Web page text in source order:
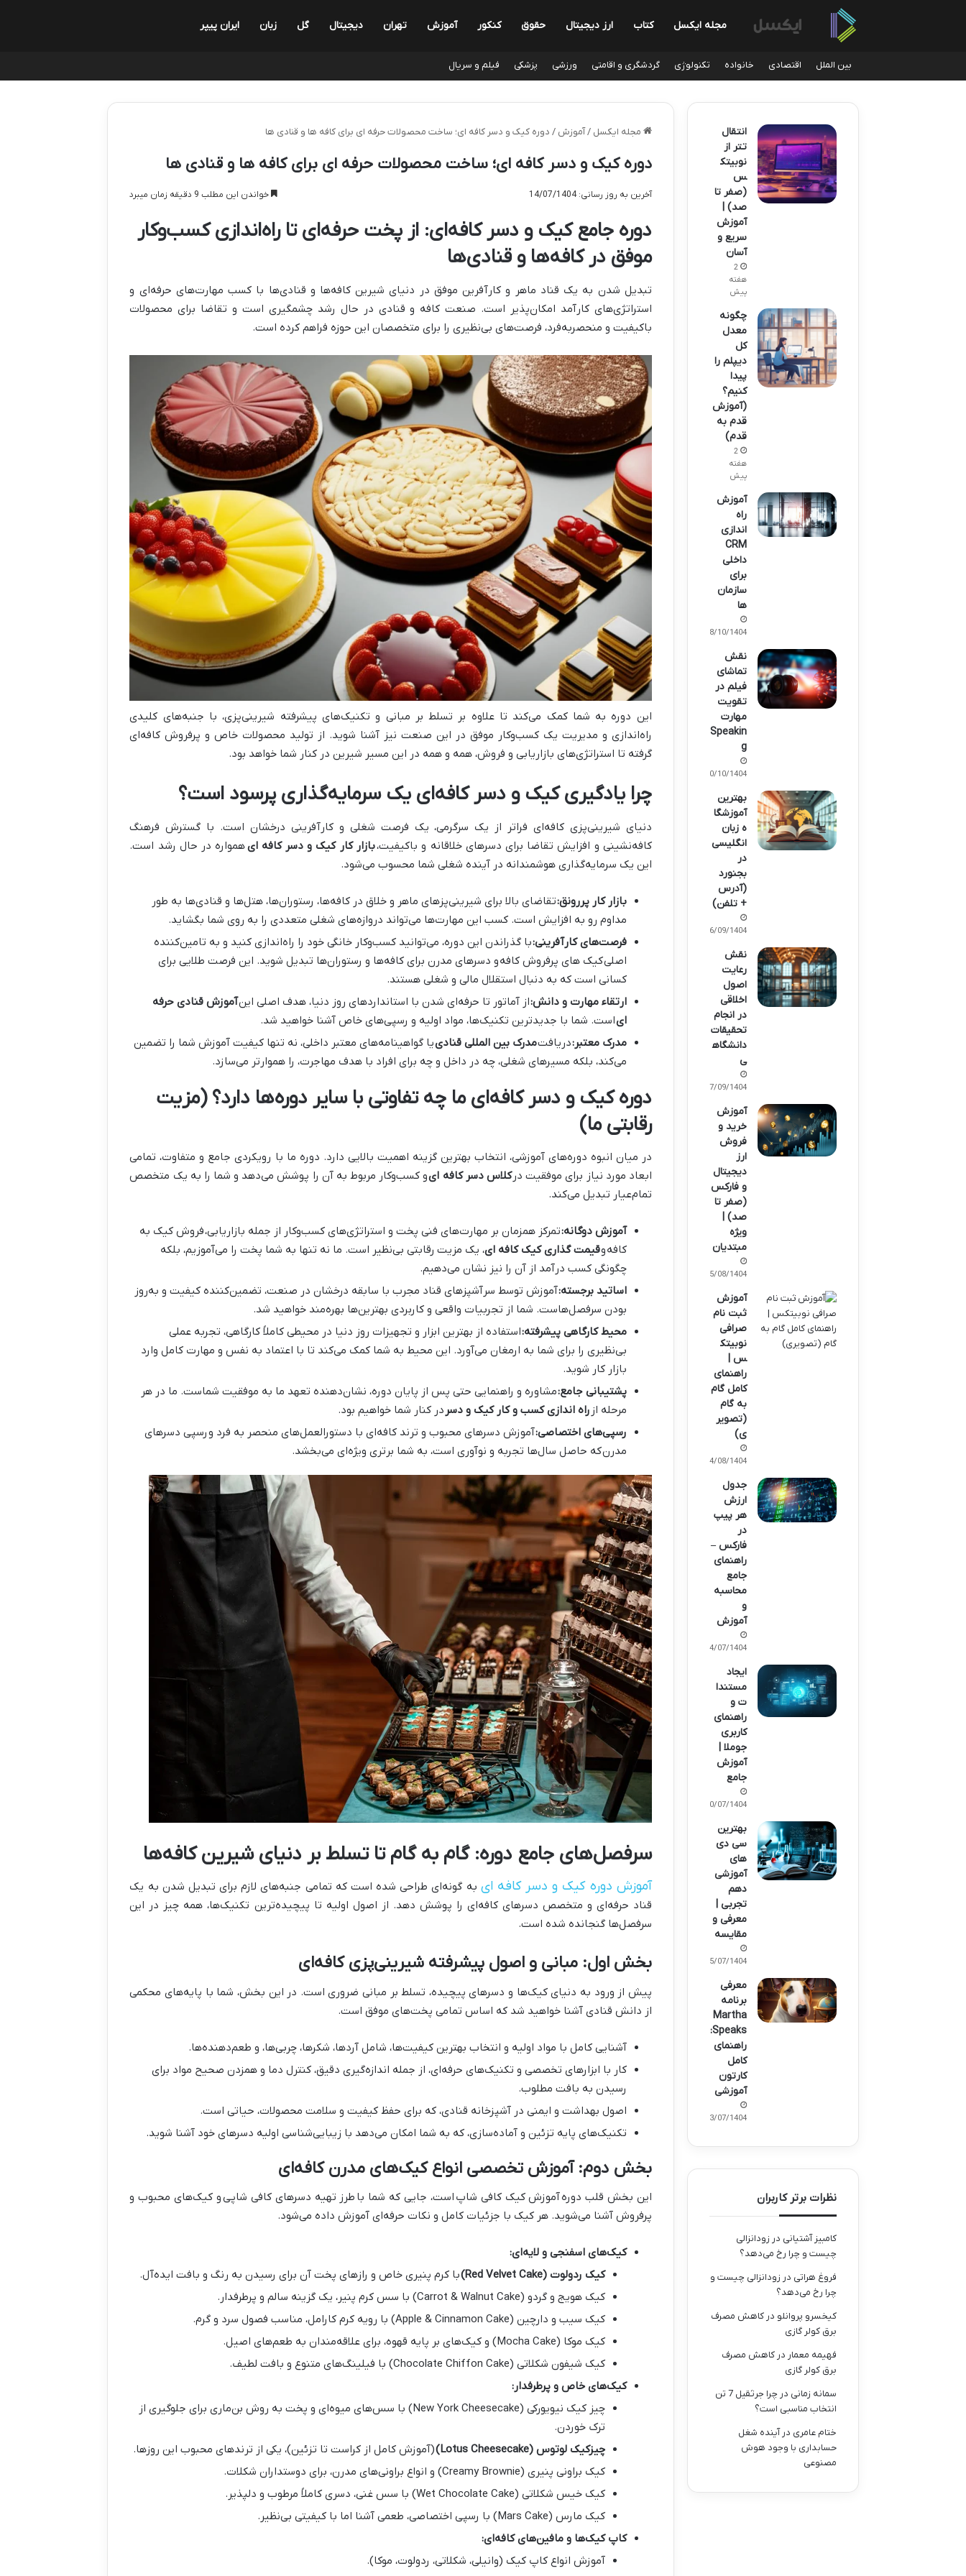
مجله ایکسل کتاب ارز دیجیتال حقوق کنکور آموزش تهران دیجیتال گل زبان ایران پیپر
بین الملل اقتصادی خانواده تکنولوژی گردشگری و اقامتی ورزشی پزشکی فیلم و سریال
مجله ایکسل /آموزش / دوره کیک و دسر کافه ای؛ ساخت محصولات حرفه ای برای کافه ها و قنادی ها
دوره کیک و دسر کافه ای؛ ساخت محصولات حرفه ای برای کافه ها و قنادی ها
آخرین به روز رسانی: 14/07/1404 خواندن این مطلب 9 دقیقه زمان میبرد
دوره جامع کیک و دسر کافه‌ای: از پخت حرفه‌ای تا راه‌اندازی کسب‌وکار
موفق در کافه‌ها و قنادی‌ها
تبدیل شدن به یک قناد ماهر و کارآفرین موفق در دنیای شیرین کافه‌ها و قنادی‌ها با کسب مهارت‌های حرفه‌ای و
استراتژی‌های کارآمد امکان‌پذیر است. صنعت کافه و قنادی در حال رشد چشمگیری است و تقاضا برای محصولات
باکیفیت و منحصربه‌فرد، فرصت‌های بی‌نظیری را برای متخصصان این حوزه فراهم کرده است.
این دوره به شما کمک می‌کند تا علاوه بر تسلط بر مبانی و تکنیک‌های پیشرفته شیرینی‌پزی، با جنبه‌های کلیدی
راه‌اندازی و مدیریت یک کسب‌وکار موفق در این صنعت نیز آشنا شوید. از تولید محصولات خاص و پرفروش کافه‌ای
گرفته تا استراتژی‌های بازاریابی و فروش، همه و همه در این مسیر شیرین در کنار شما خواهد بود.
چرا یادگیری کیک و دسر کافه‌ای یک سرمایه‌گذاری پرسود است؟
دنیای شیرینی‌پزی کافه‌ای فراتر از یک سرگرمی، یک فرصت شغلی و کارآفرینی درخشان است. با گسترش فرهنگ
کافه‌نشینی و افزایش تقاضا برای دسرهای خلاقانه و باکیفیت،بازار کار کیک و دسر کافه ایهمواره در حال رشد است.
این یک سرمایه‌گذاری هوشمندانه در آینده شغلی شما محسوب می‌شود.
بازار کار پررونق:تقاضای بالا برای شیرینی‌پزهای ماهر و خلاق در کافه‌ها، رستوران‌ها، هتل‌ها و قنادی‌ها به طور
مداوم رو به افزایش است. کسب این مهارت‌ها می‌تواند دروازه‌های شغلی متعددی را به روی شما بگشاید.
فرصت‌های کارآفرینی:با گذراندن این دوره، می‌توانید کسب‌وکار خانگی خود را راه‌اندازی کنید و به تامین‌کننده
اصلیکیک های پرفروش کافهو دسرهای مدرن برای کافه‌ها و رستوران‌ها تبدیل شوید. این فرصت طلایی برای
کسانی است که به دنبال استقلال مالی و شغلی هستند.
ارتقاء مهارت و دانش:از آماتور تا حرفه‌ای شدن با استانداردهای روز دنیا، هدف اصلی اینآموزش قنادی حرفه
ایاست. شما با جدیدترین تکنیک‌ها، مواد اولیه و رسپی‌های خاص آشنا خواهید شد.
مدرک معتبر:دریافتمدرک بین المللی قنادییا گواهینامه‌های معتبر داخلی، نه تنها کیفیت آموزش شما را تضمین
می‌کند، بلکه مسیرهای شغلی، چه در داخل و چه برای افراد با هدف مهاجرت، را هموارتر می‌سازد.
دوره کیک و دسر کافه‌ای ما چه تفاوتی با سایر دوره‌ها دارد؟ (مزیت
رقابتی ما)
در میان انبوه دوره‌های آموزشی، انتخاب بهترین گزینه اهمیت بالایی دارد. دوره ما با رویکردی جامع و متفاوت، تمامی
ابعاد مورد نیاز برای موفقیت در کلاس دسر کافه ایو کسب‌وکار مربوط به آن را پوشش می‌دهد و شما را به یک متخصص
تمام‌عیار تبدیل می‌کند.
آموزش دوگانه:تمرکز همزمان بر مهارت‌های فنی پخت و استراتژی‌های کسب‌وکار از جمله بازاریابی،فروش کیک به
کافهوقیمت گذاری کیک کافه ای، یک مزیت رقابتی بی‌نظیر است. ما نه تنها به شما پخت را می‌آموزیم، بلکه
چگونگی کسب درآمد از آن را نیز نشان می‌دهیم.
اساتید برجسته:آموزش توسط سرآشپزهای قناد مجرب با سابقه درخشان در صنعت، تضمین‌کننده کیفیت و به‌روز
بودن سرفصل‌هاست. شما از تجربیات واقعی و کاربردی بهترین‌ها بهره‌مند خواهید شد.
محیط کارگاهی پیشرفته:استفاده از بهترین ابزار و تجهیزات روز دنیا در محیطی کاملاً کارگاهی، تجربه عملی
بی‌نظیری را برای شما به ارمغان می‌آورد. این محیط به شما کمک می‌کند تا با اعتماد به نفس و مهارت کامل وارد
بازار کار شوید.
پشتیبانی جامع:مشاوره و راهنمایی حتی پس از پایان دوره، نشان‌دهنده تعهد ما به موفقیت شماست. ما در هر
مرحله از راه اندازی کسب و کار کیک و دسر در کنار شما خواهیم بود.
رسپی‌های اختصاصی:آموزش دسرهای محبوب و ترند کافه‌ای با دستورالعمل‌های منحصر به فرد ورسپی دسرهای
مدرنکه حاصل سال‌ها تجربه و نوآوری است، به شما برتری ویژه‌ای می‌بخشد.
سرفصل‌های جامع دوره: گام به گام تا تسلط بر دنیای شیرین کافه‌ها
آموزش دوره کیک و دسر کافه ای به گونه‌ای طراحی شده است که تمامی جنبه‌های لازم برای تبدیل شدن به یک
قناد حرفه‌ای و متخصص دسرهای کافه‌ای را پوشش دهد. از اصول اولیه تا پیچیده‌ترین تکنیک‌ها، همه چیز در این
سرفصل‌ها گنجانده شده است.
بخش اول: مبانی و اصول پیشرفته شیرینی‌پزی کافه‌ای
پیش از ورود به دنیای کیک‌ها و دسرهای پیچیده، تسلط بر مبانی ضروری است. در این بخش، شما با پایه‌های محکمی
از دانش قنادی آشنا خواهید شد که اساس تمامی پخت‌های موفق است.
آشنایی کامل با مواد اولیه و انتخاب بهترین کیفیت‌ها، شامل آردها، شکرها، چربی‌ها، و طعم‌دهنده‌ها.
کار با ابزارهای تخصصی و تکنیک‌های حرفه‌ای، از جمله اندازه‌گیری دقیق، کنترل دما و همزدن صحیح مواد برای
رسیدن به بافت مطلوب.
اصول بهداشت و ایمنی در آشپزخانه قنادی، که برای حفظ کیفیت و سلامت محصولات، حیاتی است.
تکنیک‌های پایه تزئین و آماده‌سازی، که به شما امکان می‌دهد با زیبایی‌شناسی اولیه دسرهای خود آشنا شوید.
بخش دوم: آموزش تخصصی انواع کیک‌های مدرن کافه‌ای
این بخش قلب دورهآموزش کیک کافی شاپ است، جایی که شما با طرز تهیه دسرهای کافی شاپیو کیک‌های محبوب و
پرفروش آشنا می‌شوید. هر کیک با جزئیات کامل و نکات حرفه‌ای آموزش داده می‌شود.
کیک‌های اسفنجی و لایه‌ای:
کیک ردولوت (Red Velvet Cake)
با کرم پنیری خاص و رازهای پخت آن برای رسیدن به رنگ و بافت ایده‌آل.
کیک هویج و گردو (Carrot & Walnut Cake) با سس کرم پنیر، یک گزینه سالم و پرطرفدار.
کیک سیب و دارچین (Apple & Cinnamon Cake) با رویه کرم کارامل، مناسب فصول سرد و گرم.
کیک موکا (Mocha Cake) و کیک‌های بر پایه قهوه، برای علاقه‌مندان به طعم‌های اصیل.
کیک شیفون شکلاتی (Chocolate Chiffon Cake) با فیلینگ‌های متنوع و بافت لطیف.
کیک‌های خاص و پرطرفدار:
چیز کیک نیویورکی (New York Cheesecake) با سس‌های میوه‌ای و پخت به روش بن‌ماری برای جلوگیری از
ترک خوردن.
چیزکیک لوتوس (Lotus Cheesecake)
(آموزش کامل از کراست تا تزئین)، یکی از ترندهای محبوب این روزها.
کیک براونی پنیری (Creamy Brownie) و انواع براونی‌های مدرن، برای دوستداران شکلات.
کیک خیس شکلاتی (Wet Chocolate Cake) با سس غنی، دسری کاملاً مرطوب و دلپذیر.
کیک مارس (Mars Cake) با رسپی اختصاصی، طعمی آشنا اما با کیفیتی بی‌نظیر.
کاپ کیک‌ها و مافین‌های کافه‌ای:
آموزش انواع کاپ کیک (وانیلی، شکلاتی، ردولوت، موکا).
انتقال
تتر از
نوبیتک
س
(صفر تا
صد) |
آموزش
سریع و
آسان
2
هفته
پیش
چگونه
معدل
کل
دیپلم را
پیدا
کنیم؟
(آموزش
قدم به
قدم)
2
هفته
پیش
آموزش
راه
اندازی
CRM
داخلی
برای
سازمان
ها
18/10/1404
نقش
تماشای
فیلم در
تقویت
مهارت
Speakin
g
10/10/1404
بهترین
آموزشگا
ه زبان
انگلیسی
در
بجنورد
(آدرس
+ تلفن)
26/09/1404
نقش
رعایت
اصول
اخلاقی
در انجام
تحقیقات
دانشگاه
ی
17/09/1404
آموزش
خرید و
فروش
ارز
دیجیتال
و فارکس
(صفر تا
صد) |
ویژه
مبتدیان
05/08/1404
آموزش
ثبت نام
صرافی
نوبیتک
س |
راهنمای
کامل گام
به گام
(تصویر
ی)
04/08/1404
جدول
ارزش
هر پیپ
در
فارکس –
راهنمای
جامع
محاسبه
و
آموزش
24/07/1404
ایجاد
مستندا
ت و
راهنمای
کاربری
جوملا |
آموزش
جامع
20/07/1404
بهترین
سی دی
های
آموزشی
دهم
تجربی |
معرفی و
مقایسه
15/07/1404
معرفی
برنامه
Martha
Speaks:
راهنمای
کامل
کارتون
آموزشی
13/07/1404
نظرات برتر کاربران
کامبیز آشتیانی در زودانزالی
چیست و چرا رخ می‌دهد؟
فروغ هراتی در زودانزالی چیست و
چرا رخ می‌دهد؟
کیخسرو پروانلو درکاهش مصرف
برق کولر گازی
فهیمه معمار درکاهش مصرف
برق کولر گازی
سمانه زمانی در
چرا جرثقیل 7 تن
انتخاب مناسبی است؟
ختام عامری درآینده شغل
حسابداری با وجود هوش
مصنوعی